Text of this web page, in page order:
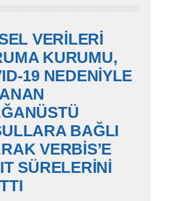
VERİLERİ
KURUMU,
19 NEDENİYLE
BAĞLI
VERBİS’E
SÜRELERİNİ